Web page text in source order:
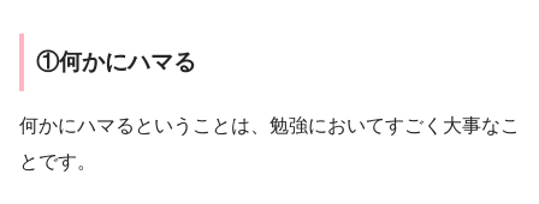
①何かにハマる
何かにハマるということは、勉強においてすごく大事なこ
とです。